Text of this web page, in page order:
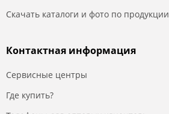
Скачать каталоги и фото по продукции
Контактная информация
Сервисные центры
Где купить?